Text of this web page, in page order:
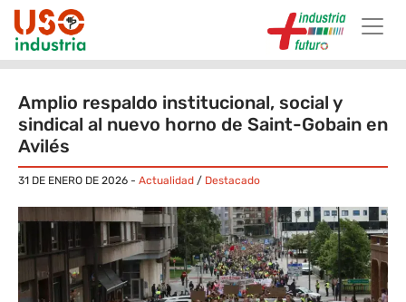
Skip to main content
Amplio respaldo institucional, social y
sindical al nuevo horno de Saint-Gobain en
Avilés
31 DE ENERO DE 2026 - Actualidad / Destacado